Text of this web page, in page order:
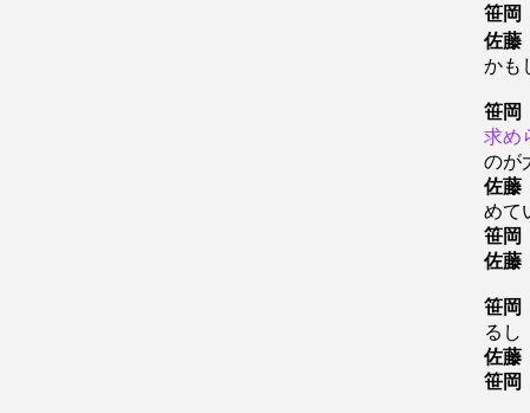
笹岡
佐藤
かも
笹岡
求め
の
佐藤
め
笹岡
佐藤
笹岡
る
佐藤
笹岡